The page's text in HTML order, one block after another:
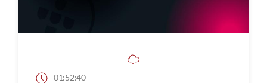
01:52:40